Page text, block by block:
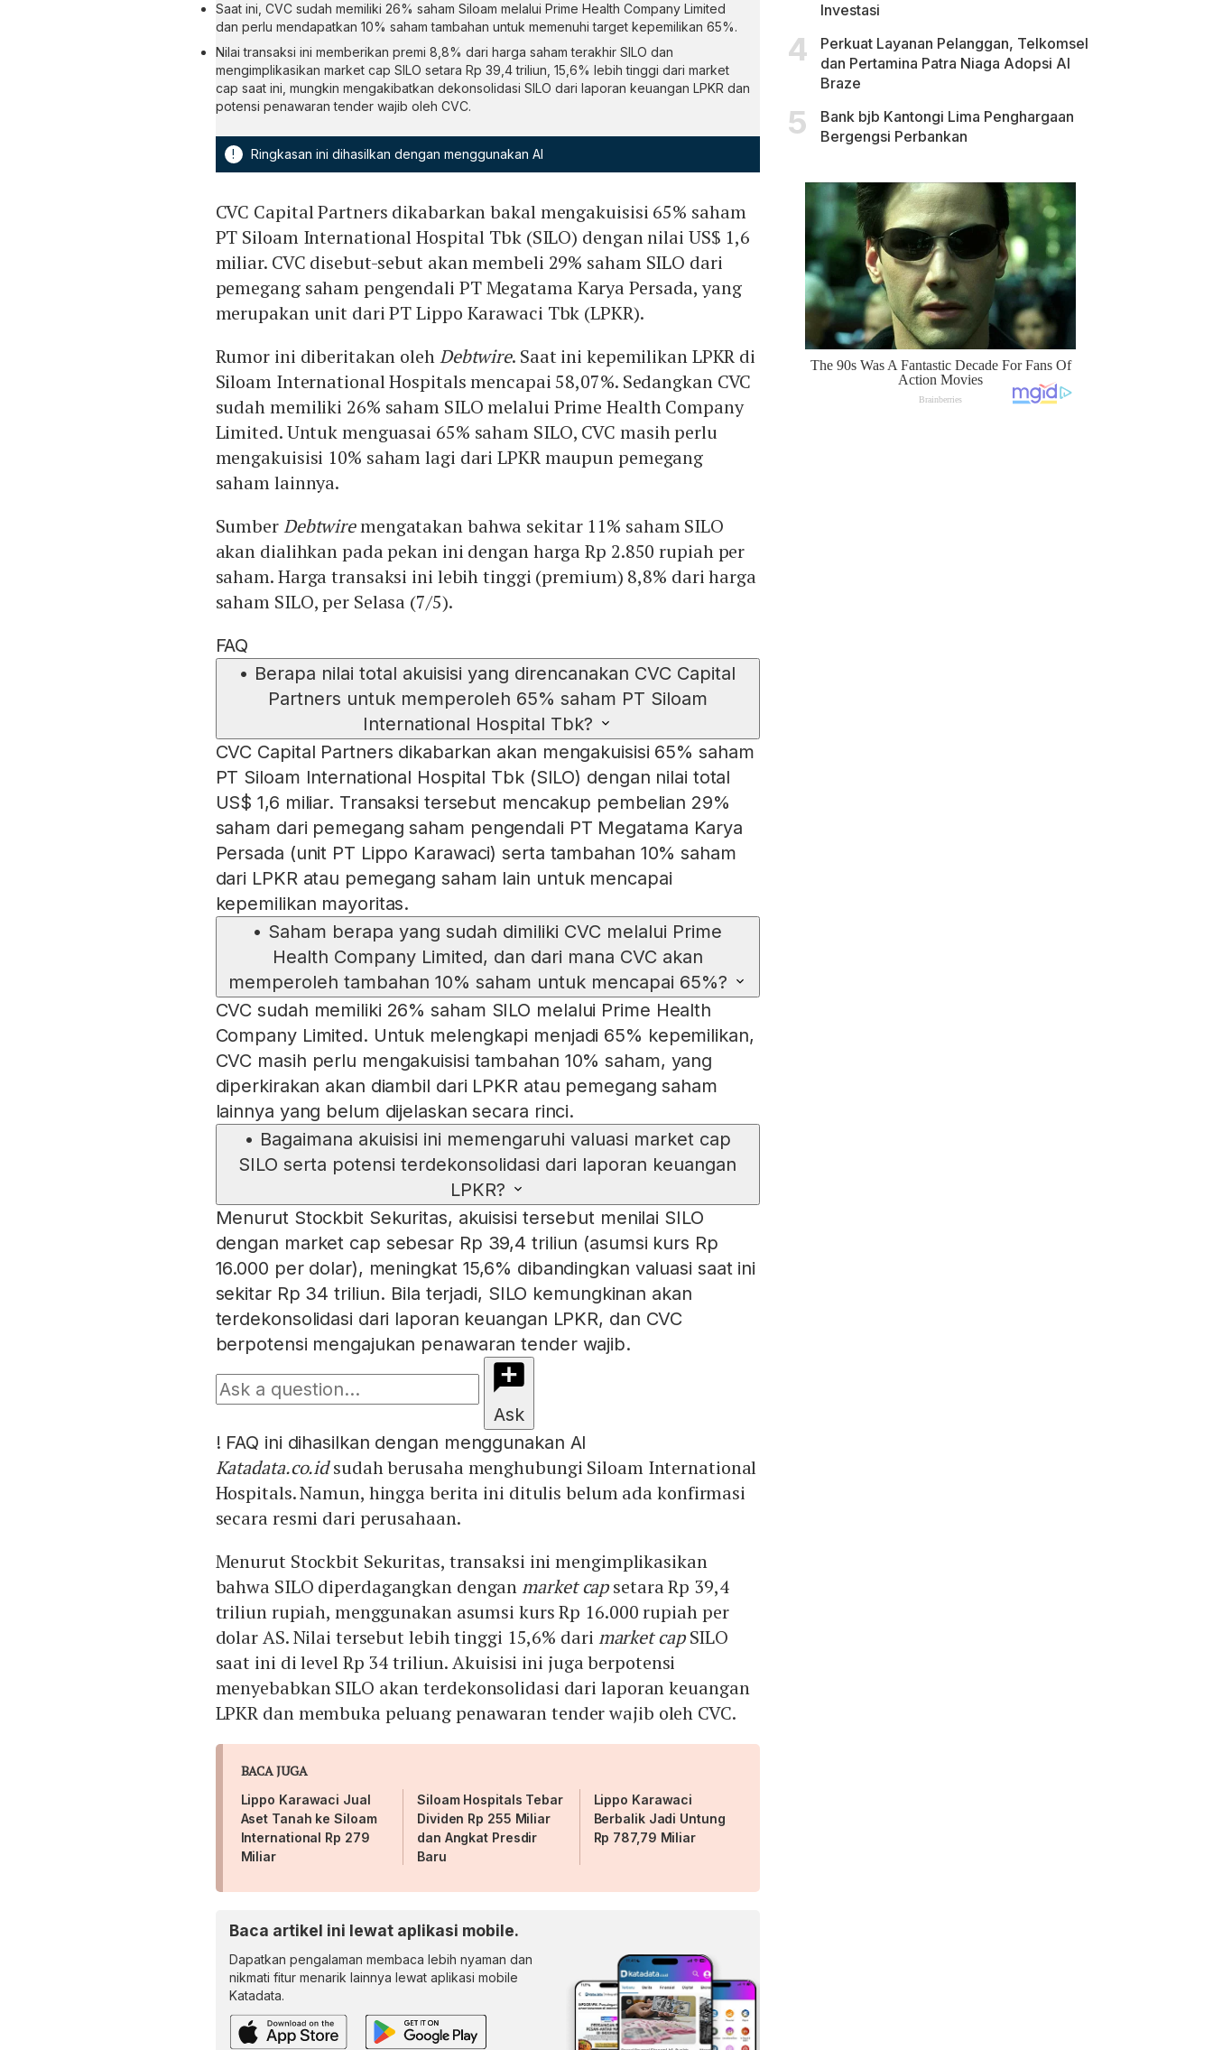
Saat ini, CVC sudah memiliki 26% saham Siloam melalui Prime Health Company Limited
dan perlu mendapatkan 10% saham tambahan untuk memenuhi target kepemilikan 65%.
Nilai transaksi ini memberikan premi 8,8% dari harga saham terakhir SILO dan
mengimplikasikan market cap SILO setara Rp 39,4 triliun, 15,6% lebih tinggi dari market
cap saat ini, mungkin mengakibatkan dekonsolidasi SILO dari laporan keuangan LPKR dan
potensi penawaran tender wajib oleh CVC.
! Ringkasan ini dihasilkan dengan menggunakan AI
CVC Capital Partners dikabarkan bakal mengakuisisi 65% saham
PT Siloam International Hospital Tbk (SILO) dengan nilai US$ 1,6
miliar. CVC disebut-sebut akan membeli 29% saham SILO dari
pemegang saham pengendali PT Megatama Karya Persada, yang
merupakan unit dari PT Lippo Karawaci Tbk (LPKR).
Rumor ini diberitakan olehDebtwire. Saat ini kepemilikan LPKR di
Siloam International Hospitals mencapai 58,07%. Sedangkan CVC
sudah memiliki 26% saham SILO melalui Prime Health Company
Limited. Untuk menguasai 65% saham SILO, CVC masih perlu
mengakuisisi 10% saham lagi dari LPKR maupun pemegang
saham lainnya.
SumberDebtwiremengatakan bahwa sekitar 11% saham SILO
akan dialihkan pada pekan ini dengan harga Rp 2.850 rupiah per
saham. Harga transaksi ini lebih tinggi (premium) 8,8% dari harga
saham SILO, per Selasa (7/5).
FAQ
• Berapa nilai total akuisisi yang direncanakan CVC Capital
Partners untuk memperoleh 65% saham PT Siloam
International Hospital Tbk?
CVC Capital Partners dikabarkan akan mengakuisisi 65% saham
PT Siloam International Hospital Tbk (SILO) dengan nilai total
US$ 1,6 miliar. Transaksi tersebut mencakup pembelian 29%
saham dari pemegang saham pengendali PT Megatama Karya
Persada (unit PT Lippo Karawaci) serta tambahan 10% saham
dari LPKR atau pemegang saham lain untuk mencapai
kepemilikan mayoritas.
• Saham berapa yang sudah dimiliki CVC melalui Prime
Health Company Limited, dan dari mana CVC akan
memperoleh tambahan 10% saham untuk mencapai 65%?
CVC sudah memiliki 26% saham SILO melalui Prime Health
Company Limited. Untuk melengkapi menjadi 65% kepemilikan,
CVC masih perlu mengakuisisi tambahan 10% saham, yang
diperkirakan akan diambil dari LPKR atau pemegang saham
lainnya yang belum dijelaskan secara rinci.
• Bagaimana akuisisi ini memengaruhi valuasi market cap
SILO serta potensi terdekonsolidasi dari laporan keuangan
LPKR?
Menurut Stockbit Sekuritas, akuisisi tersebut menilai SILO
dengan market cap sebesar Rp 39,4 triliun (asumsi kurs Rp
16.000 per dolar), meningkat 15,6% dibandingkan valuasi saat ini
sekitar Rp 34 triliun. Bila terjadi, SILO kemungkinan akan
terdekonsolidasi dari laporan keuangan LPKR, dan CVC
berpotensi mengajukan penawaran tender wajib.
Ask
! FAQ ini dihasilkan dengan menggunakan AI
Katadata.co.idsudah berusaha menghubungi Siloam International
Hospitals. Namun, hingga berita ini ditulis belum ada konfirmasi
secara resmi dari perusahaan.
Menurut Stockbit Sekuritas, transaksi ini mengimplikasikan
bahwa SILO diperdagangkan denganmarket capsetara Rp 39,4
triliun rupiah, menggunakan asumsi kurs Rp 16.000 rupiah per
dolar AS. Nilai tersebut lebih tinggi 15,6% dari market capSILO
saat ini di level Rp 34 triliun. Akuisisi ini juga berpotensi
menyebabkan SILO akan terdekonsolidasi dari laporan keuangan
LPKR dan membuka peluang penawaran tender wajib oleh CVC.
BACA JUGA
Lippo Karawaci Jual
Aset Tanah ke Siloam
International Rp 279
Miliar
Siloam Hospitals Tebar
Dividen Rp 255 Miliar
dan Angkat Presdir
Baru
Lippo Karawaci
Berbalik Jadi Untung
Rp 787,79 Miliar
Baca artikel ini lewat aplikasi mobile.
Dapatkan pengalaman membaca lebih nyaman dan
nikmati fitur menarik lainnya lewat aplikasi mobile
Katadata.
Investasi
Perkuat Layanan Pelanggan, Telkomsel
dan Pertamina Patra Niaga Adopsi AI
Braze
Bank bjb Kantongi Lima Penghargaan
Bergengsi Perbankan